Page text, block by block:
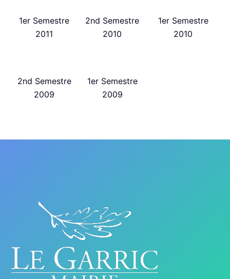
1er Semestre
2011
2nd Semestre
2010
1er Semestre
2010
2nd Semestre
2009
1er Semestre
2009